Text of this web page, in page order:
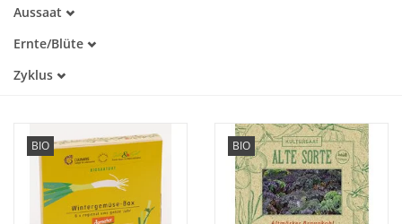
Katalog
Alte Sorte
Trockenheitstolerant
Lichtkeimer
Aussaat
März
April
Ernte/Blüte
Februar
Mai
September
Oktober
November
Dezember
Zyklus
BIO BIO